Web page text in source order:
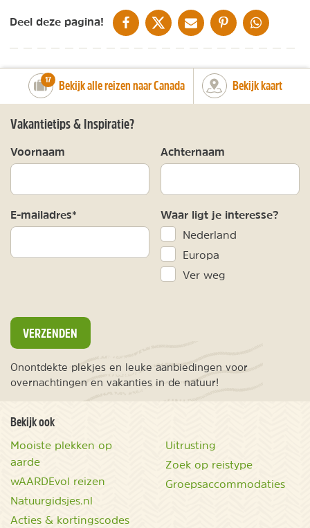
Deel deze pagina! DELEN OP FACEBOOK
DELEN OP XDELEN VIA DE MAIL
DELEN OP PINTEREST
DELEN OP
number_of_trips:
17 Bekijk alle reizen naar Canada Bekijk kaart
Vakantietips & Inspiratie?
Voornaam Achternaam
E-mailadres* Waar ligt je interesse?
Nederland
Europa
Ver weg
VERZENDEN
Onontdekte plekjes en leuke aanbiedingen voor
overnachtingen en vakanties in de natuur!
Bekijk ook
Mooiste plekken op
aarde
wAARDEvol reizen
Natuurgidsjes.nl
Acties & kortingscodes
Uitrusting
Zoek op reistype
Groepsaccommodaties